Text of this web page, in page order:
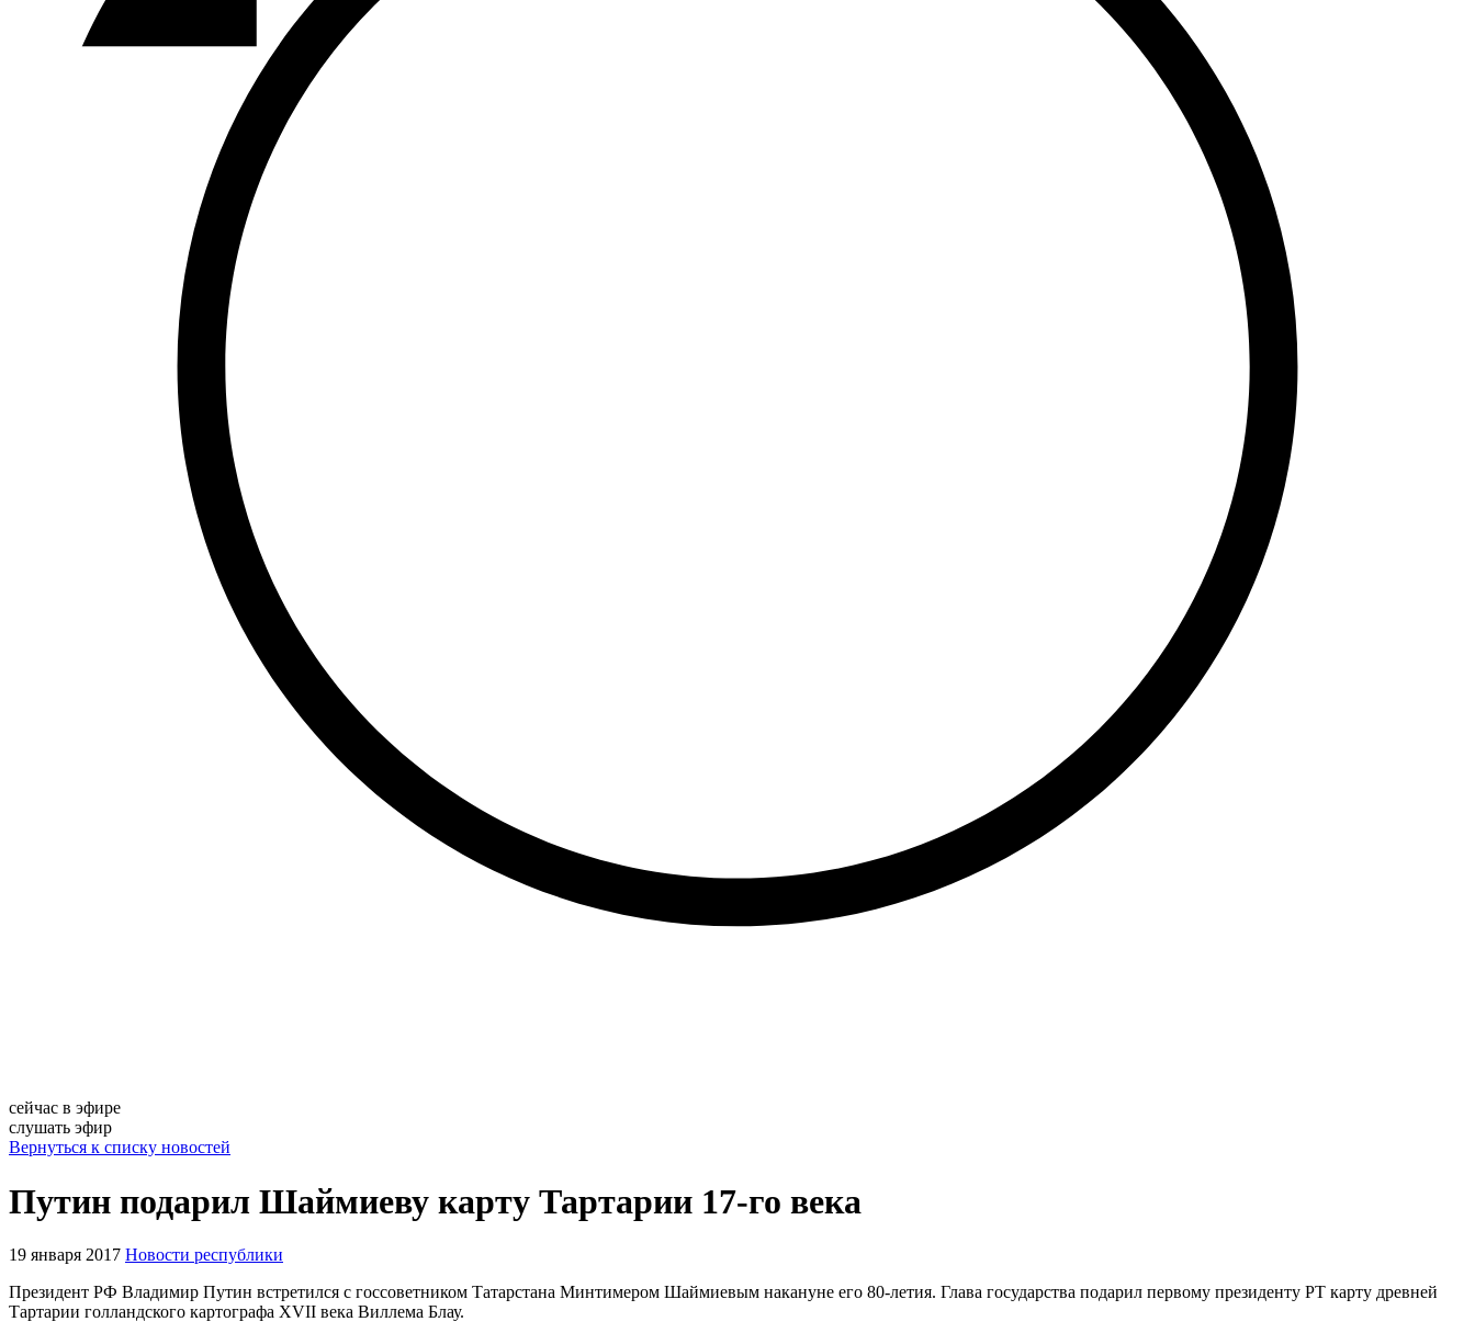
сейчас в эфире
слушать эфир
Вернуться к списку новостей
Путин подарил Шаймиеву карту Тартарии 17-го века
19 января 2017 Новости республики
Президент РФ Владимир Путин встретился с госсоветником Татарстана Минтимером Шаймиевым накануне его 80-летия. Глава государства подарил первому президенту РТ карту древней
Тартарии голландского картографа XVII века Виллема Блау.